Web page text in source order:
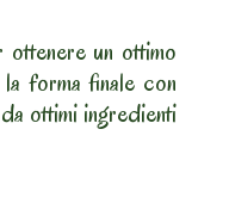
un ottimo
forma finale con
ottimi ingredienti